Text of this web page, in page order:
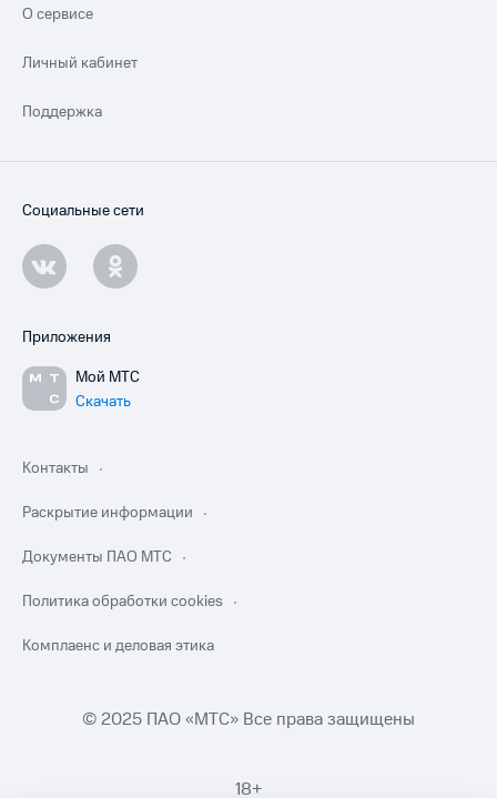
О сервисе
Личный кабинет
Поддержка
Социальные сети
Приложения
Мой МТС
Скачать
Контакты
Раскрытие информации
Документы ПАО МТС
Политика обработки cookies
Комплаенс и деловая этика
© 2025 ПАО «МТС» Все права защищены
18+